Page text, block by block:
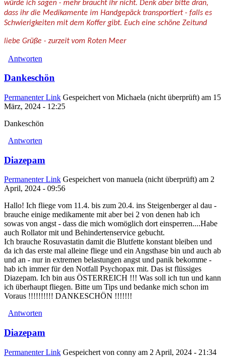
würde ich sagen - mehr braucht ihr nicht. Denk aber bitte dran,
dass ihr die Medikamente im Handgepäck transportiert - falls es
Schwierigkeiten mit dem Koffer gibt. Euch eine schöne Zeitund
liebe Grüße - zurzeit vom Roten Meer
Antworten
Dankeschön
Permanenter Link Gespeichert von Michaela (nicht überprüft) am 15
März, 2024 - 12:25
Dankeschön
Antworten
Diazepam
Permanenter Link Gespeichert von manuela (nicht überprüft) am 2
April, 2024 - 09:56
Hallo! Ich fliege vom 11.4. bis zum 20.4. ins Steigenberger al dau -
brauche einige medikamente mit aber bei 2 von denen hab ich
sowas von angst - dass die mich womöglich dort einsperren....Habe
auch Rollator mit und Behindertenservice gebucht.
Ich brauche Rosuvastatin damit die Blutfette konstant bleiben und
da ich das erste mal alleine fliege und ein Angsthase bin und auch ab
und an - nur in extremen belastungen angst und panik bekomme -
hab ich immer für den Notfall Psychopax mit. Das ist flüssiges
Diazepam. Ich bin aus ÖSTERREICH !!! Was soll ich tun und kann
ich überhaupt fliegen. Bitte um Tips und bedanke mich schon im
Voraus !!!!!!!!!! DANKESCHÖN !!!!!!!
Antworten
Diazepam
Permanenter Link Gespeichert von conny am 2 April, 2024 - 21:34